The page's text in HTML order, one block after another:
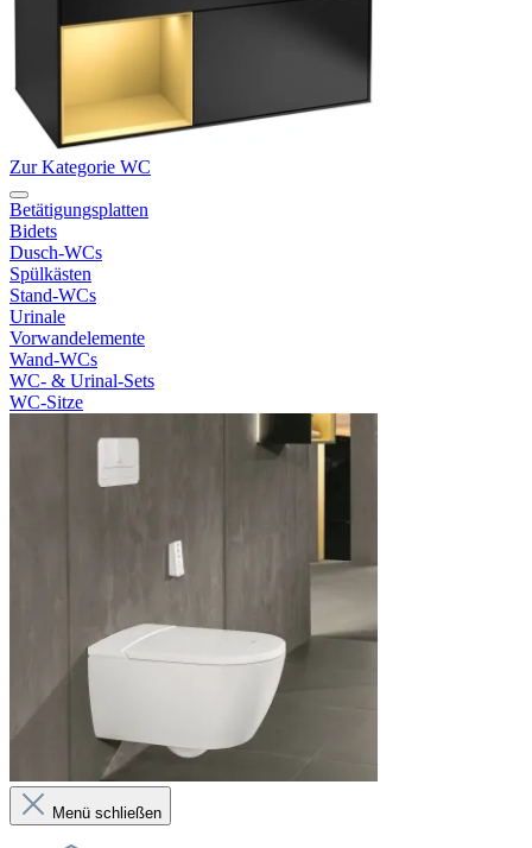
Zur Kategorie WC
Betätigungsplatten
Bidets
Dusch-WCs
Spülkästen
Stand-WCs
Urinale
Vorwandelemente
Wand-WCs
WC- & Urinal-Sets
WC-Sitze
Menü schließen